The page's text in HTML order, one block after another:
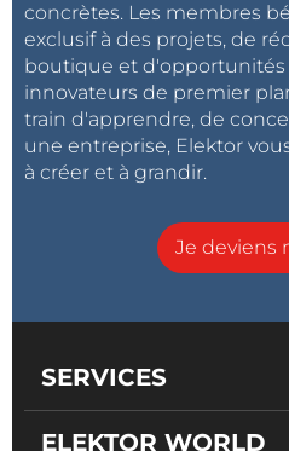
concrètes. Les membres
exclusif à des projets, de
boutique et d'opportunités
innovateurs de premier
train d'apprendre, de
une entreprise, Elektor
à créer et à grandir.
Je deviens
SERVICES
ELEKTOR WORLD